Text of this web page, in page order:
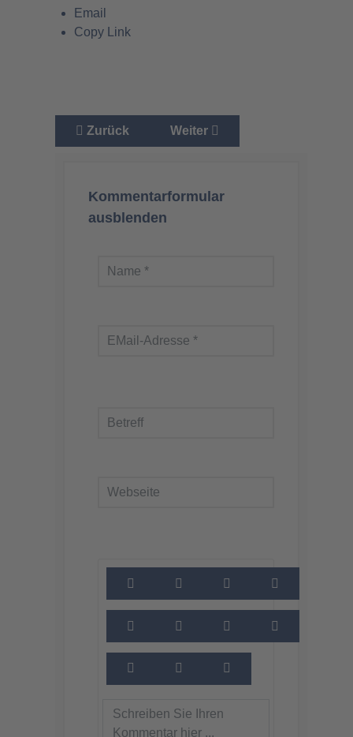
Email
Copy Link
Vorheriger Beitrag: Pulverfass Migration - voll
Zurück Nächster Beitrag: Das
Weiter
Kommentarformular
ausblenden